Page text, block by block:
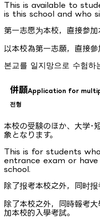
This is available to
is this school and who
第一志愿为本校，直接参加
以本校為第一志願，直接參
본교를 일지망으로 수험하
併願Application for
전형
本校の受験のほか、大学･
象となります。
This is for students
entrance exam or
school.
除了报考本校之外，同时报
除了本校之外，同時報考
加本校的入學考試。